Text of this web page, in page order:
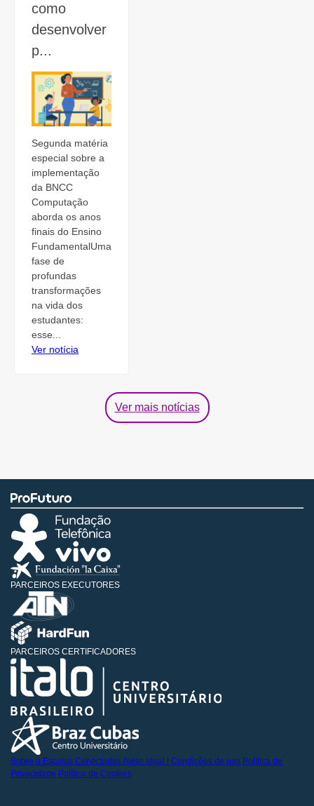
como
desenvolver
p...
Segunda matéria
especial sobre a
implementação
da BNCC
Computação
aborda os anos
finais do Ensino
FundamentalUma
fase de
profundas
transformações
na vida dos
estudantes:
esse...
Ver notícia
Ver mais notícias
PARCEIROS EXECUTORES
PARCEIROS CERTIFICADORES
Sobre o Escolas ConectadasAviso legal | Condições de uso Política de
Privacidade Política de Cookies